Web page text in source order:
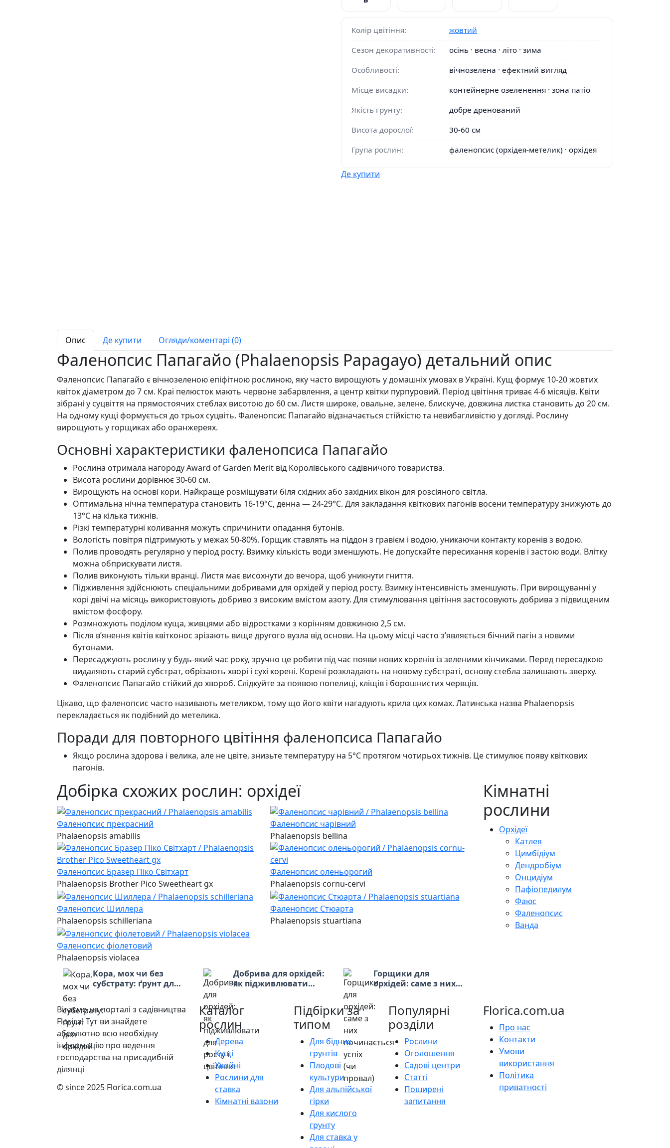
Колір цвітіння:
жовтий
Сезон декоративності:
осінь · весна · літо · зима
Особливості:
вічнозелена · ефектний вигляд
Місце висадки:
контейнерне озеленення · зона патіо
Якість грунту:
добре дренований
Висота дорослої:
30-60 см
Група рослин:
фаленопсис (орхідея-метелик) · орхідея
Де купити
Опис Де купити Огляди/коментарі (0)
Фаленопсис Папагайо (Phalaenopsis Papagayo) детальний опис
Фаленопсис Папагайо є вічнозеленою епіфітною рослиною, яку часто вирощують у домашніх умовах в Україні. Кущ формує 10-20 жовтих
квіток діаметром до 7 см. Краї пелюсток мають червоне забарвлення, а центр квітки пурпуровий. Період цвітіння триває 4-6 місяців. Квіти
зібрані у суцвіття на прямостоячих стеблах висотою до 60 см. Листя широке, овальне, зелене, блискуче, довжина листка становить до 20 см.
На одному кущі формується до трьох суцвіть. Фаленопсис Папагайо відзначається стійкістю та невибагливістю у догляді. Рослину
вирощують у горщиках або оранжереях.
Основні характеристики фаленопсиса Папагайо
Рослина отримала нагороду Award of Garden Merit від Королівського садівничого товариства.
Висота рослини дорівнює 30-60 см.
Вирощують на основі кори. Найкраще розміщувати біля східних або західних вікон для розсіяного світла.
Оптимальна нічна температура становить 16-19°C, денна — 24-29°C. Для закладання квіткових пагонів восени температуру знижують до
13°C на кілька тижнів.
Різкі температурні коливання можуть спричинити опадання бутонів.
Вологість повітря підтримують у межах 50-80%. Горщик ставлять на піддон з гравієм і водою, уникаючи контакту коренів з водою.
Полив проводять регулярно у період росту. Взимку кількість води зменшують. Не допускайте пересихання коренів і застою води. Влітку
можна обприскувати листя.
Полив виконують тільки вранці. Листя має висохнути до вечора, щоб уникнути гниття.
Підживлення здійснюють спеціальними добривами для орхідей у період росту. Взимку інтенсивність зменшують. При вирощуванні у
корі двічі на місяць використовують добриво з високим вмістом азоту. Для стимулювання цвітіння застосовують добрива з підвищеним
вмістом фосфору.
Розмножують поділом куща, живцями або відростками з корінням довжиною 2,5 см.
Після в’янення квітів квітконос зрізають вище другого вузла від основи. На цьому місці часто з’являється бічний пагін з новими
бутонами.
Пересаджують рослину у будь-який час року, зручно це робити під час появи нових коренів із зеленими кінчиками. Перед пересадкою
видаляють старий субстрат, обрізають хворі і сухі корені. Корені розкладають на новому субстраті, основу стебла залишають зверху.
Фаленопсис Папагайо стійкий до хвороб. Слідкуйте за появою попелиці, кліщів і борошнистих червців.
Цікаво, що фаленопсис часто називають метеликом, тому що його квіти нагадують крила цих комах. Латинська назва Phalaenopsis
перекладається як подібний до метелика.
Поради для повторного цвітіння фаленопсиса Папагайо
Якщо рослина здорова і велика, але не цвіте, знизьте температуру на 5°C протягом чотирьох тижнів. Це стимулює появу квіткових
пагонів.
Добірка схожих рослин: орхідеї
Фаленопсис прекрасний
Phalaenopsis amabilis
Фаленопсис чарівний
Phalaenopsis bellina
Фаленопсис Бразер Піко Світхарт
Phalaenopsis Brother Pico Sweetheart gx
Фаленопсис оленьорогий
Phalaenopsis cornu-cervi
Фаленопсис Шиллера
Phalaenopsis schilleriana
Фаленопсис Стюарта
Phalaenopsis stuartiana
Фаленопсис фіолетовий
Phalaenopsis violacea
Кора, мох чи без
субстрату: ґрунт для
Добрива для орхідей:
як підживлювати
Горщики для
орхідей: саме з них
(чи провал)
Кімнатні
рослини
Орхідеї
Катлея
Цимбідіум
Дендробіум
Онцидіум
Пафіопедилум
Фаюс
Фаленопсис
Ванда
Вітаємо на порталі з садівництва
Florica! Тут ви знайдете
абсолютно всю необхідну
інформацію про ведення
господарства на присадибній
ділянці
© since 2025 Florica.com.ua
Каталог
рослин
Дерева
Кущі
Хвойні
Рослини для
ставка
Кімнатні вазони
Підбірки за
типом
Для бідних
грунтів
Плодові
культури
Для альпійської
гірки
Для кислого
грунту
Для ставка у
Популярні
розділи
Рослини
Оголошення
Садові центри
Статті
Поширені
запитання
Florica.com.ua
Про нас
Контакти
Умови
використання
Політика
приватності